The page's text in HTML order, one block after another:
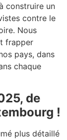
construire un
contre le
Nous
frapper
pays, dans
chaque
de
!
plus détaillé